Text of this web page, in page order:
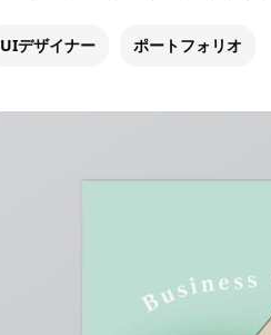
UIデザイナー ポートフォリオ